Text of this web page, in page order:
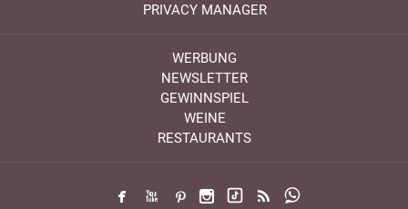
PRIVACY MANAGER
WERBUNG
NEWSLETTER
GEWINNSPIEL
WEINE
RESTAURANTS